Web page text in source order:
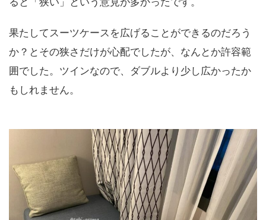
果たしてスーツケースを広げることができるのだろう
か？とその狭さだけが心配でしたが、なんとか許容範
囲でした。ツインなので、ダブルより少し広かったか
もしれません。